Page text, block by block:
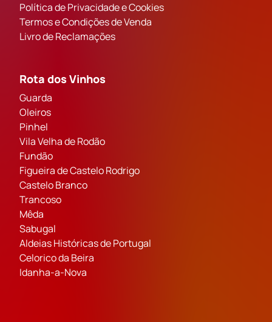
Política de Privacidade e Cookies
Termos e Condições de Venda
Livro de Reclamações
Rota dos Vinhos
Guarda
Oleiros
Pinhel
Vila Velha de Rodão
Fundão
Figueira de Castelo Rodrigo
Castelo Branco
Trancoso
Mêda
Sabugal
Aldeias Históricas de Portugal
Celorico da Beira
Idanha-a-Nova